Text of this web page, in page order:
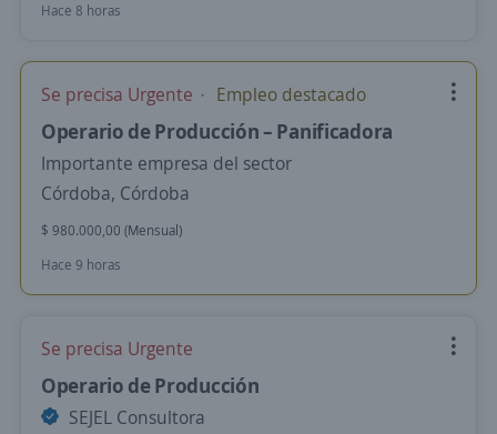
Hace 8 horas
Se precisa Urgente Empleo destacado
Operario de Producción – Panificadora
Importante empresa del sector
Córdoba, Córdoba
$ 980.000,00 (Mensual)
Hace 9 horas
Se precisa Urgente
Operario de Producción
SEJEL Consultora